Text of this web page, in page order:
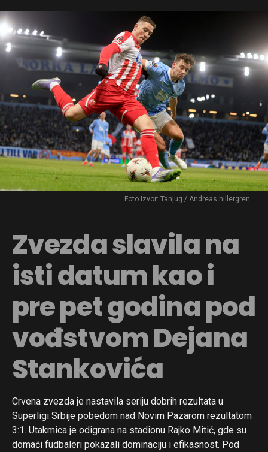
Foto Izvor: Tanjug / Andreas hillergren
Zvezda slavila na
isti datum kao i
pre pet godina pod
vođstvom Dejana
Stankovića
Crvena zvezda je nastavila seriju dobrih rezultata u
Superligi Srbije pobedom nad Novim Pazarom rezultatom
3:1. Utakmica je odigrana na stadionu Rajko Mitić, gde su
domaći fudbaleri pokazali dominaciju i efikasnost. Pod